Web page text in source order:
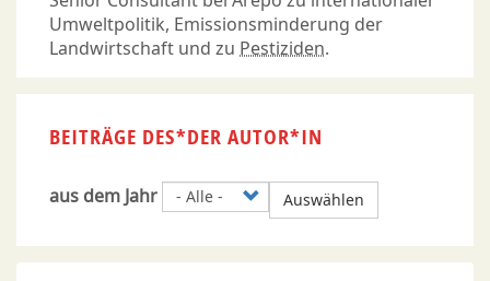
Umweltpolitik, Emissionsminderung der
Landwirtschaft und zu Pestiziden.
BEITRÄGE DES*DER AUTOR*IN
aus dem Jahr Auswählen